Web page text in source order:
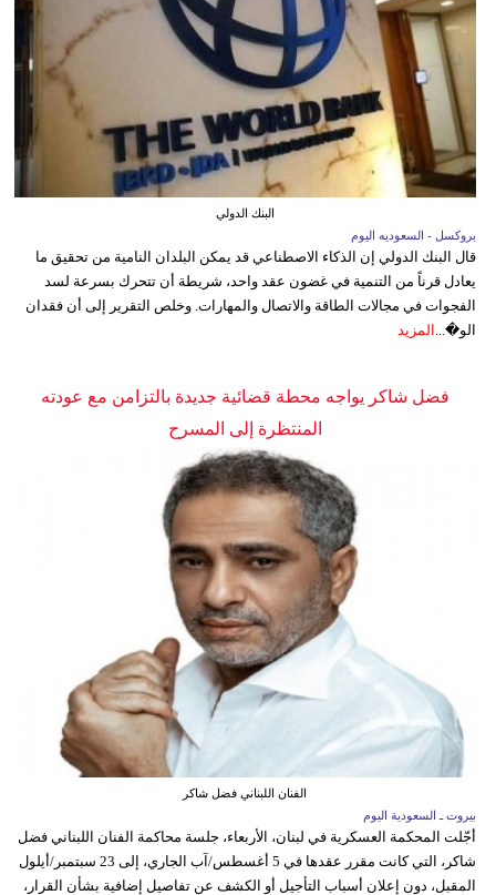
البنك الدولي
بروكسل - السعوديه اليوم
قال البنك الدولي إن الذكاء الاصطناعي قد يمكن البلدان النامية من تحقيق ما
يعادل قرناً من التنمية في غضون عقد واحد، شريطة أن تتحرك بسرعة لسد
الفجوات في مجالات الطاقة والاتصال والمهارات. وخلص التقرير إلى أن فقدان
الو�... المزيد
فضل شاكر يواجه محطة قضائية جديدة بالتزامن مع عودته
المنتظرة إلى المسرح
الفنان اللبناني فضل شاكر
بيروت ـ السعودية اليوم
أجّلت المحكمة العسكرية في لبنان، الأربعاء، جلسة محاكمة الفنان اللبناني فضل
شاكر، التي كانت مقرر عقدها في 5 أغسطس/آب الجاري، إلى 23 سبتمبر/أيلول
المقبل، دون إعلان أسباب التأجيل أو الكشف عن تفاصيل إضافية بشأن القرار،